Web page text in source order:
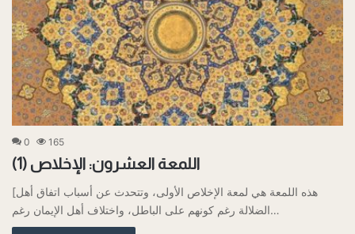
0 165
اللمعة العشرون: الإخلاص (1)
[هذه اللمعة هي لمعة الإخلاص الأولى، وتتحدث عن أسباب اتفاق أهل
الضلالة رغم كونهم على الباطل، واختلاف أهل الإيمان رغم…